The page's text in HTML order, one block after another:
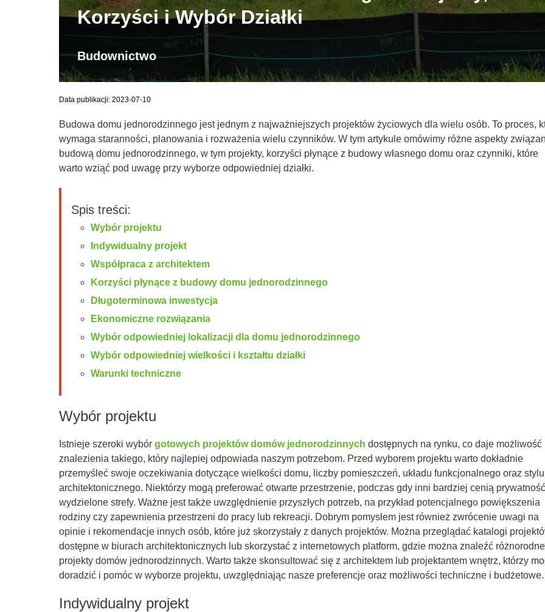
Korzyści i Wybór Działki
Budownictwo
Data publikacji: 2023-07-10
Budowa domu jednorodzinnego jest jednym z najważniejszych projektów życiowych dla wielu osób. To proces,
wymaga staranności, planowania i rozważenia wielu czynników. W tym artykule omówimy różne aspekty
budową domu jednorodzinnego, w tym projekty, korzyści płynące z budowy własnego domu oraz czynniki, które
warto wziąć pod uwagę przy wyborze odpowiedniej działki.
Spis treści:
Wybór projektu
Indywidualny projekt
Współpraca z architektem
Korzyści płynące z budowy domu jednorodzinnego
Długoterminowa inwestycja
Ekonomiczne rozwiązania
Wybór odpowiedniej lokalizacji dla domu jednorodzinnego
Wybór odpowiedniej wielkości i kształtu działki
Warunki techniczne
Wybór projektu
Istnieje szeroki wybór gotowych projektów domów jednorodzinnych dostępnych na rynku, co daje możliwość
znalezienia takiego, który najlepiej odpowiada naszym potrzebom. Przed wyborem projektu warto dokładnie
przemyśleć swoje oczekiwania dotyczące wielkości domu, liczby pomieszczeń, układu funkcjonalnego oraz stylu
architektonicznego. Niektórzy mogą preferować otwarte przestrzenie, podczas gdy inni bardziej cenią
wydzielone strefy. Ważne jest także uwzględnienie przyszłych potrzeb, na przykład potencjalnego powiększenia
rodziny czy zapewnienia przestrzeni do pracy lub rekreacji. Dobrym pomysłem jest również zwrócenie uwagi na
opinie i rekomendacje innych osób, które już skorzystały z danych projektów. Można przeglądać katalogi
dostępne w biurach architektonicznych lub skorzystać z internetowych platform, gdzie można znaleźć różnorodne
projekty domów jednorodzinnych. Warto także skonsultować się z architektem lub projektantem wnętrz, którzy
doradzić i pomóc w wyborze projektu, uwzględniając nasze preferencje oraz możliwości techniczne i budżetowe.
Indywidualny projekt